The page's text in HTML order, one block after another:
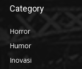
Category
Horror
Humor
Inovasi